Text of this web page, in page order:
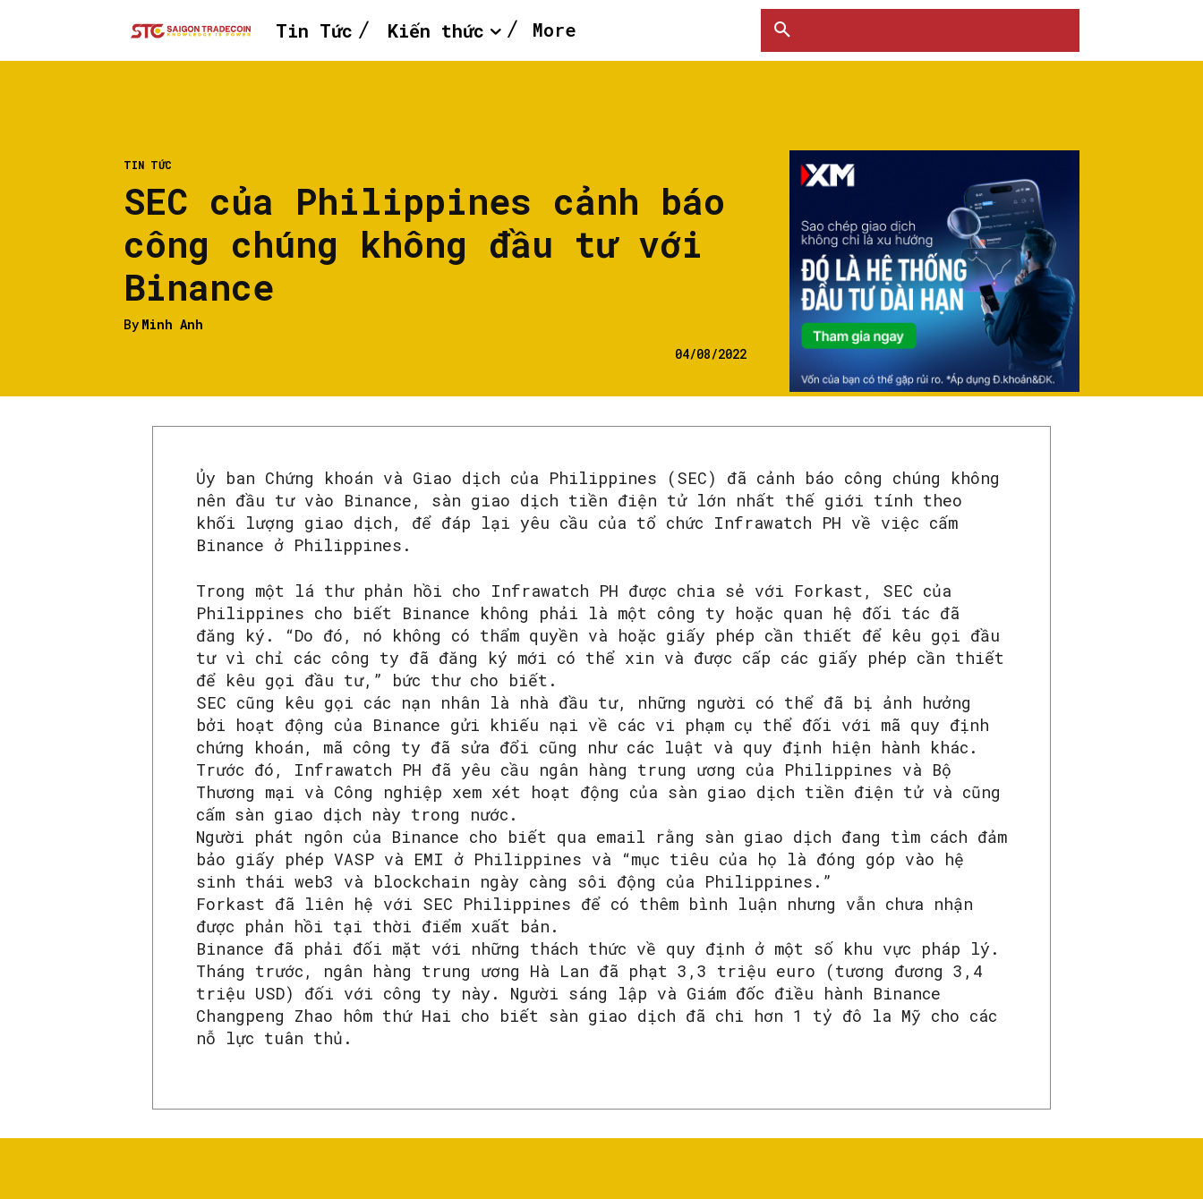
SEARCH...
Tin Tức Kiến thức More
TIN TỨC
SEC của Philippines cảnh báo
công chúng không đầu tư với
Binance
By Minh Anh
04/08/2022
Ủy ban Chứng khoán và Giao dịch của Philippines (SEC) đã cảnh báo công chúng không
nên đầu tư vào Binance, sàn giao dịch tiền điện tử lớn nhất thế giới tính theo
khối lượng giao dịch, để đáp lại yêu cầu của tổ chức Infrawatch PH về việc cấm
Binance ở Philippines.
Trong một lá thư phản hồi cho Infrawatch PH được chia sẻ với Forkast, SEC của
Philippines cho biết Binance không phải là một công ty hoặc quan hệ đối tác đã
đăng ký. “Do đó, nó không có thẩm quyền và hoặc giấy phép cần thiết để kêu gọi đầu
tư vì chỉ các công ty đã đăng ký mới có thể xin và được cấp các giấy phép cần thiết
để kêu gọi đầu tư,” bức thư cho biết.
SEC cũng kêu gọi các nạn nhân là nhà đầu tư, những người có thể đã bị ảnh hưởng
bởi hoạt động của Binance gửi khiếu nại về các vi phạm cụ thể đối với mã quy định
chứng khoán, mã công ty đã sửa đổi cũng như các luật và quy định hiện hành khác.
Trước đó, Infrawatch PH đã yêu cầu ngân hàng trung ương của Philippines và Bộ
Thương mại và Công nghiệp xem xét hoạt động của sàn giao dịch tiền điện tử và cũng
cấm sàn giao dịch này trong nước.
Người phát ngôn của Binance cho biết qua email rằng sàn giao dịch đang tìm cách đảm
bảo giấy phép VASP và EMI ở Philippines và “mục tiêu của họ là đóng góp vào hệ
sinh thái web3 và blockchain ngày càng sôi động của Philippines.”
Forkast đã liên hệ với SEC Philippines để có thêm bình luận nhưng vẫn chưa nhận
được phản hồi tại thời điểm xuất bản.
Binance đã phải đối mặt với những thách thức về quy định ở một số khu vực pháp lý.
Tháng trước, ngân hàng trung ương Hà Lan đã phạt 3,3 triệu euro (tương đương 3,4
triệu USD) đối với công ty này. Người sáng lập và Giám đốc điều hành Binance
Changpeng Zhao hôm thứ Hai cho biết sàn giao dịch đã chi hơn 1 tỷ đô la Mỹ cho các
nỗ lực tuân thủ.